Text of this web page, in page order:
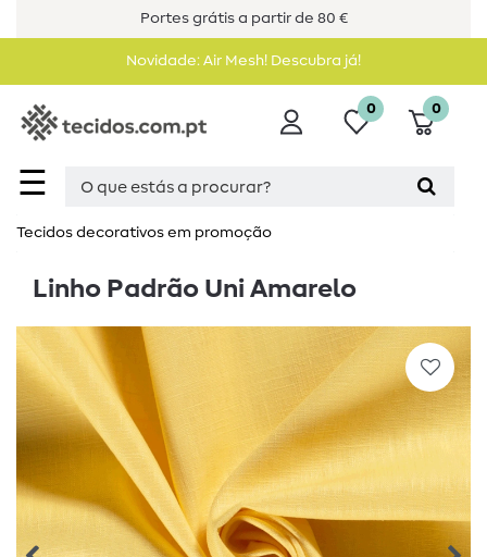
Portes grátis a partir de 80 €
Novidade: Air Mesh! Descubra já!
☰
0 0
Tecidos decorativos em promoção
Linho Padrão Uni Amarelo